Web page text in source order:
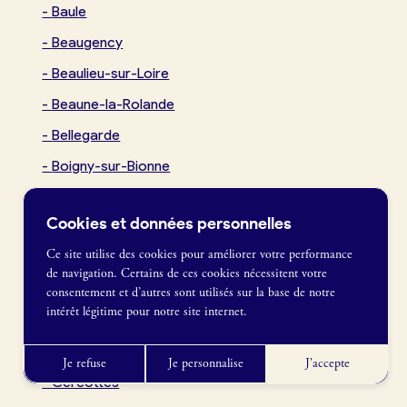
Connexion
France Boulangerie
1 rue Alexandre Fleming
09 86 23 49 09
-Baule
-Beaugency
-Beaulieu-sur-Loire
-Beaune-la-Rolande
-Bellegarde
-Boigny-sur-Bionne
-Bou
-Boynes
-Bray-Saint-Aignan
-Briare
-Cepoy
-Cercottes
Cookies et données personnelles
Ce site utilise des cookies pour améliorer votre performance
de navigation. Certains de ces cookies nécessitent votre
consentement et d’autres sont utilisés sur la base de notre
intérêt légitime pour notre site internet.
Je refuse Je personnalise J'accepte